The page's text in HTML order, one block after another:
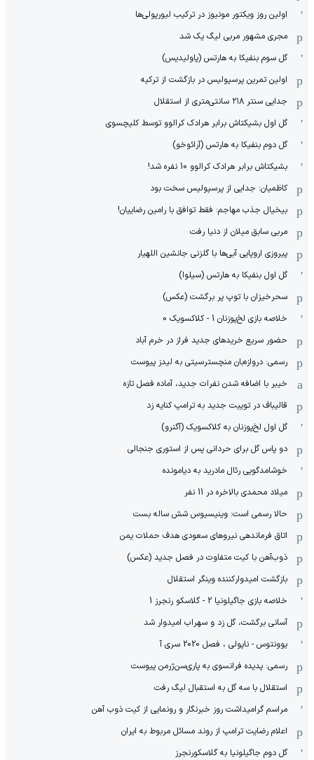
اولین روز ویکتور مونیوز در ترکیب لیورپولی‌ها
مجری مشهور مربی لیگ یک شد
گل سوم بنفیکا به هارتس (پاولیدیس)
اولین تمرین پرسپولیس در بازگشت از ترکیه
جدایی سنتر ۲۱۸ سانتی‌متری از استقلال
گل اول بشیکتاش برابر هرادک کرالوو توسط کلیچسوی
گل دوم بنفیکا به هارتس (آرائوخو)
بشیکتاش برابر هرادک کرالوو 10 نفره شد!
کاظمیان: جدایی از پرسپولیس سخت بود
بیخیال جذب مهاجم: فقط توافق با رامین رضاییان!
مربی سابق میلان از دنیا رفت
پیروزی اروپایی آبی‌ها با گلزنی جانشین اللهیار
گل اول بنفیکا به هارتس (سیلوا)
سحرخیزان با توپ پر برگشت (عکس)
خلاصه بازی لخ‌پوزنان 1 - کلاکسویک 0
حضور سریع خریدهای جدید فراز در خرم آباد
رسمی: دروازه‌بان منچسترسیتی به لیدز پیوست
خیبر با اضافه شدن نفرات جدید، آماده فصل تازه
قالیباف در توییت جدید به ترامپ کنایه زد
گل اول لخ‌پوزنان به کلاکسویک (آگنرو)
دو پاس گل برای حردانی پس از استوری جنجالی
خوشامدگویی رئال مادرید به دیامونده
میلاد محمدی بالاخره در 11 نفر
حالا رسمی است: وینیسیوس شش ساله بست
اتاق فرماندهی نیروهای سعودی هدف حملات یمن
ذوب‌آهن با کیت متفاوت در فصل جدید (عکس)
بازگشت امیدوارکننده وینگر استقلال
خلاصه بازی جاگیلونیا 2 - گلاسکو رنجرز 1
آسانی برگشت، گل زد و سهراب امیدوار شد
یوونتوس - ناپولی ، فصل 2020 سری آ
رسمی: پدیده فرانسوی به پاری‌سن‌ژرمن پیوست
استقلال با سه گل به استقبال لیگ رفت
مراسم گرامیداشت روز خبرنگار و رونمایی از کیت ذوب آهن
اعلام رضایت ترامپ از روند مسائل مربوط به ایران
گل دوم جاگیلونیا به گلاسکورنجرز